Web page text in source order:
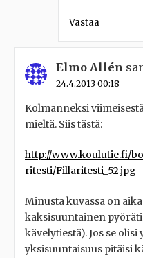
Vastaa
Elmo Allén
24.4.2013 00:18
Kolmanneksi
mieltä. Siis tästä:
http://www.koulutie.fi/
ritesti/Fillaritesti_52.jpg
Minusta kuvassa on
kaksisuuntainen
kävelytiestä). Jos se
yksisuuntaisuus pitäisi